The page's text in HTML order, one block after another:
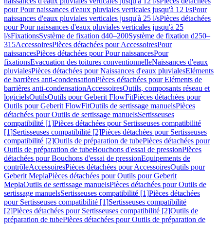
pour Pour naissances d'eaux pluviales verticales jusqu'à 12 l/sPour
naissances d'eaux pluviales verticales jusqu'à 25 l/sPièces détachées
pour Pour naissances d'eaux pluviales verticales jusqu'à 25
l/sFixationsSystème de fixation d40–200Système de fixation d250–
315AccessoiresPièces détachées pour AccessoiresPour
naissancesPièces détachées pour Pour naissancesPour
fixationsEvacuation des toitures conventionnelleNaissances d'eaux
pluvialesPièces détachées pour Naissances d'eaux pluvialesEléments
de barrières anti-condensationPièces détachées pour Eléments de
barrières anti-condensationAccessoiresOutils, composants réseau et
logicielsOutilsOutils pour Geberit FlowFitPièces détachées pour
Outils pour Geberit FlowFitOutils de sertissage manuelsPièces
détachées pour Outils de sertissage manuelsSertisseuses
compatibilité [1]Pièces détachées pour Sertisseuses compatibilité
[1]Sertisseuses compatibilité [2]Pièces détachées pour Sertisseuses
compatibilité [2]Outils de préparation de tubePièces détachées pour
Outils de préparation de tubeBouchons d'essai de pressionPièces
détachées pour Bouchons d'essai de pressionEquipements de
contrôleAccessoiresPièces détachées pour AccessoiresOutils pour
Geberit MeplaPièces détachées pour Outils pour Geberit
MeplaOutils de sertissage manuelsPièces détachées pour Outils de
sertissage manuelsSertisseuses compatibilité [1]Pièces détachées
pour Sertisseuses compatibilité [1]Sertisseuses compatibilité
[2]Pièces détachées pour Sertisseuses compatibilité [2]Outils de
préparation de tubePièces détachées pour Outils de préparation de